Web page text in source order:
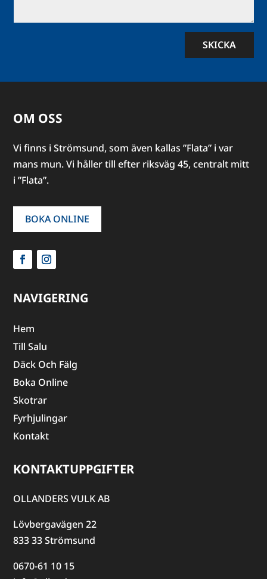
SKICKA
OM OSS
Vi finns i Strömsund, som även kallas ”Flata” i var
mans mun. Vi håller till efter riksväg 45, centralt mitt
i ”Flata”.
BOKA ONLINE
NAVIGERING
Hem
Till Salu
Däck Och Fälg
Boka Online
Skotrar
Fyrhjulingar
Kontakt
KONTAKTUPPGIFTER
OLLANDERS VULK AB
Lövbergavägen 22
833 33 Strömsund
0670-61 10 15